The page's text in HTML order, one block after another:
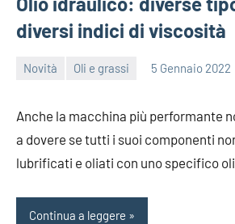
diversi indici di viscosità
Novità Oli e grassi 5 Gennaio 2022
Anche la macchina più performante
a dovere se tutti i suoi componenti
lubrificati e oliati con uno specifico
Continua a leggere